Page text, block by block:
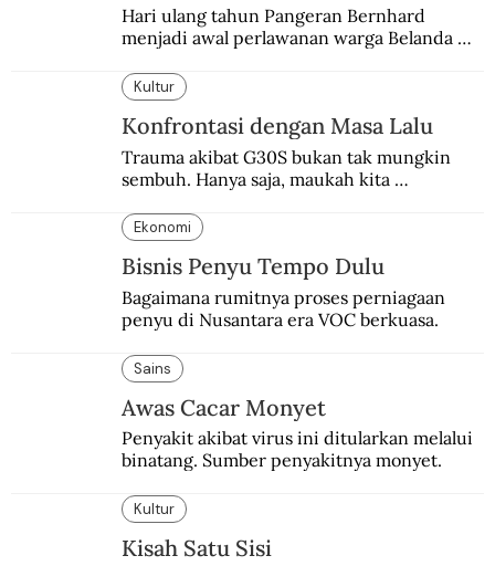
Hari ulang tahun Pangeran Bernhard
menjadi awal perlawanan warga Belanda
anyelir favorit sang pangeran menjadi
simbol perlawanan.
Kultur
Konfrontasi dengan Masa Lalu
Trauma akibat G30S bukan tak mungkin
sembuh. Hanya saja, maukah kita
Ekonomi
Bisnis Penyu Tempo Dulu
Bagaimana rumitnya proses perniagaan
penyu di Nusantara era VOC berkuasa.
Sains
Awas Cacar Monyet
Penyakit akibat virus ini ditularkan melalui
binatang. Sumber penyakitnya monyet.
Kultur
Kisah Satu Sisi